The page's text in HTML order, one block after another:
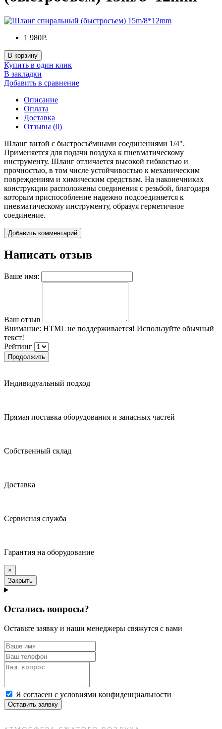
1 980Р.
В корзину
Купить в один клик
В закладки
Добавить в сравнение
Описание
Оплата
Доставка
Отзывы (0)
Шланг витой с быстросъёмными соединениями 1/4″.
Применяется для подачи воздуха к пневматическому
инструменту. Шланг отличается высокой гибкостью и
прочностью, в том числе устойчивостью к механическим
повреждениям и химическим средствам. На наконечниках
конструкции расположены соединения с резьбой, благодаря
которым приспособление надежно подсоединяется к
пневматическому инструменту, образуя герметичное
соединение.
Добавить комментарий
Написать отзыв
Ваше имя:
Ваш отзыв
Внимание: HTML не поддерживается! Используйте обычный
текст!
Рейтинг
Продолжить
Индивидуальный подход
Прямая поставка оборудования и запасных частей
Собственный склад
Доставка
Сервисная служба
Гарантия на оборудование
×
Закрыть
Остались вопросы?
Оставьте заявку и наши менеджеры свяжутся с вами
Я согласен с условиями конфиденциальности
Оставить заявку